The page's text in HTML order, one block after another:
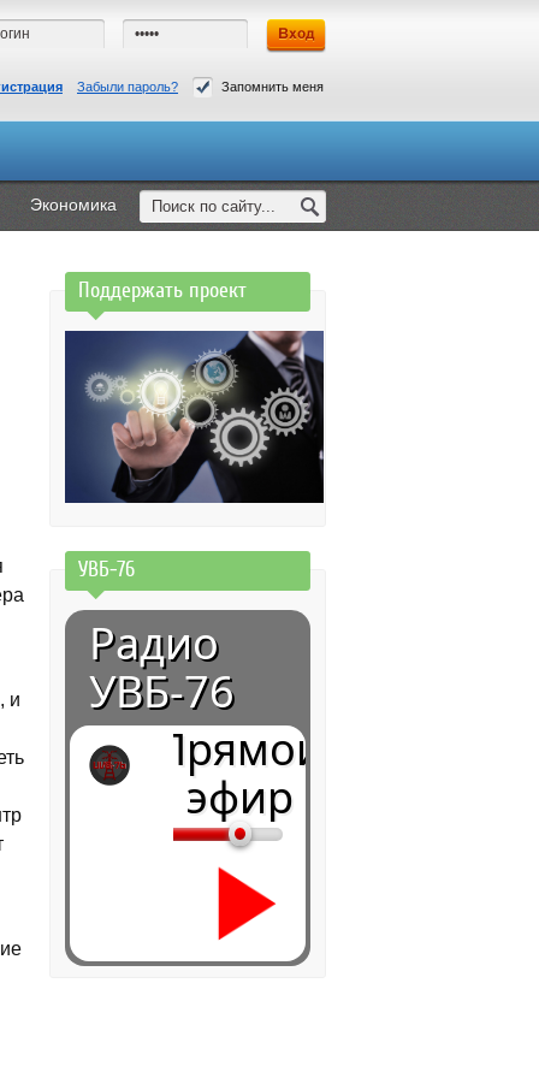
Забыли пароль? Запомнить меня
Экономика
и
Поддержать проект
УВБ-76
Радио
УВБ-76
Прямой
эфир